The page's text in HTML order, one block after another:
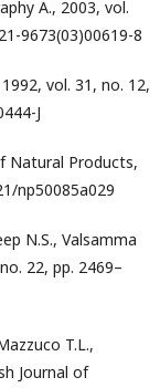
A., 2003, vol.
9673(03)00619-8
vol. 31, no. 12,
J
Natural Products,
np50085a029
N.S., Valsamma
22, pp. 2469–
T.L.,
Journal of